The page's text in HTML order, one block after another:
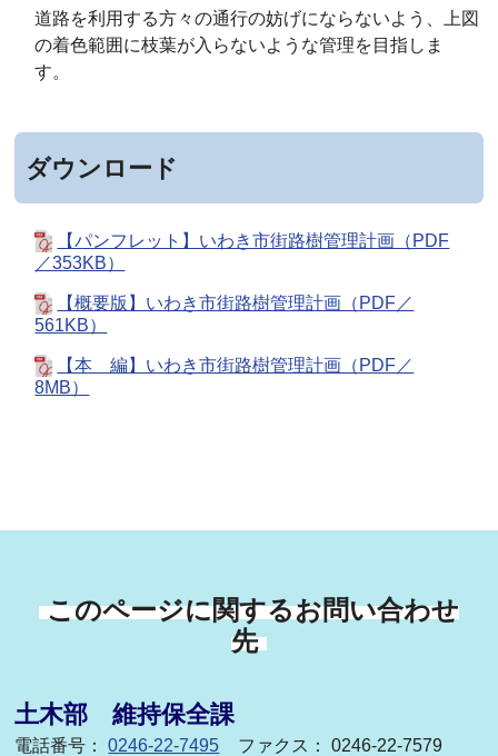
道路を利用する方々の通行の妨げにならないよう、上図
の着色範囲に枝葉が入らないような管理を目指しま
す。
ダウンロード
【パンフレット】いわき市街路樹管理計画（PDF
／353KB）
【概要版】いわき市街路樹管理計画（PDF／
561KB）
【本 編】いわき市街路樹管理計画（PDF／
8MB）
このページに関するお問い合わせ
先
土木部 維持保全課
電話番号：0246-22-7495 ファクス： 0246-22-7579